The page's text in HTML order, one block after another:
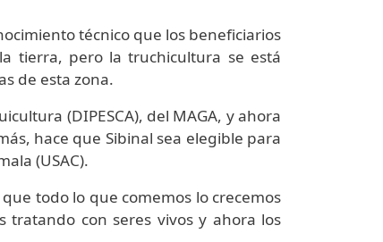
técnico que los beneficiarios
tierra, pero la truchicultura se está
de esta zona.
(DIPESCA), del MAGA, y ahora
hace que Sibinal sea elegible para
(USAC).
todo lo que comemos lo crecemos
con seres vivos y ahora los